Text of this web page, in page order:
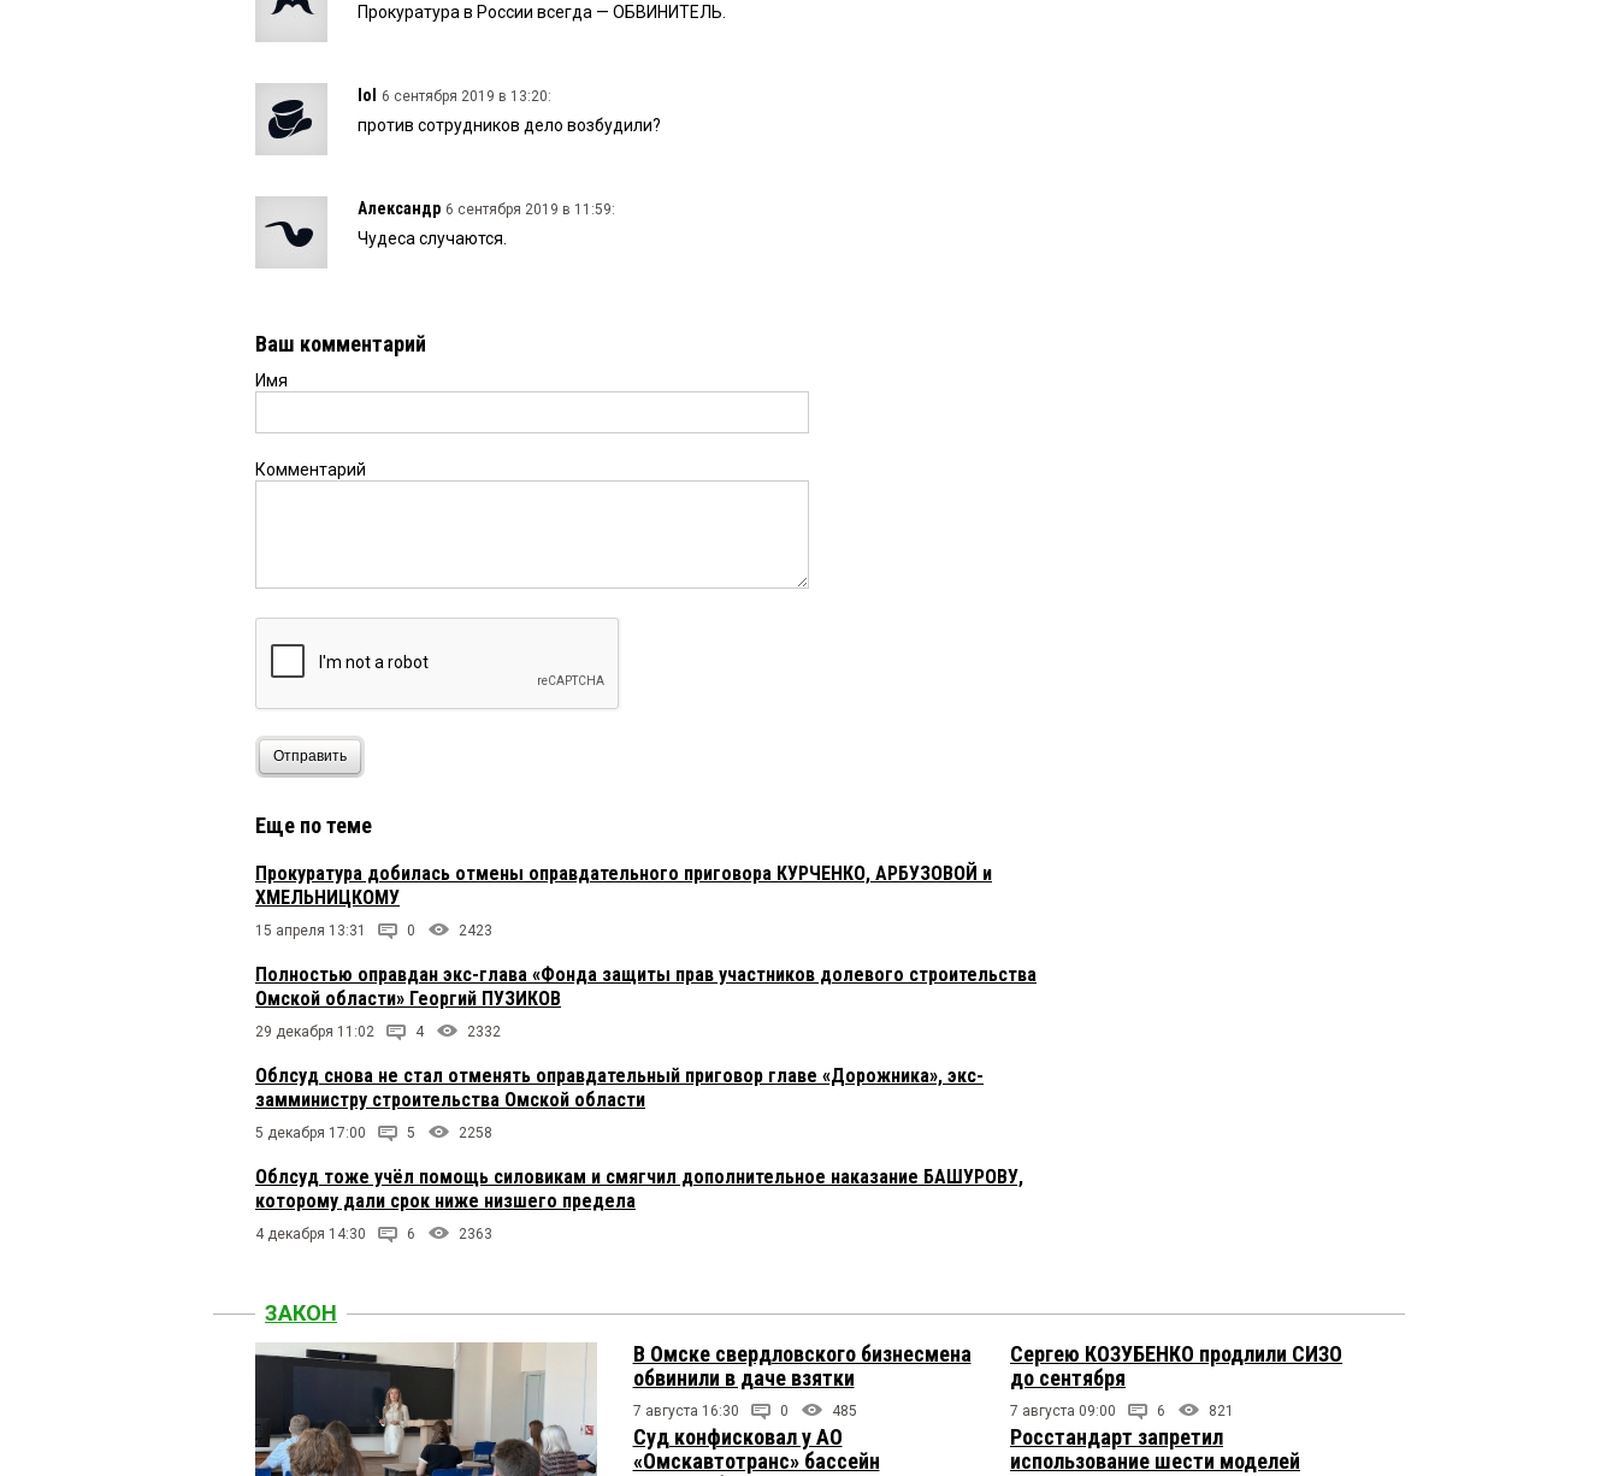
Прокуратура в России всегда — ОБВИНИТЕЛЬ.
lol 6 сентября 2019 в 13:20:
против сотрудников дело возбудили?
Александр 6 сентября 2019 в 11:59:
Чудеса случаются.
Ваш комментарий
Имя
Комментарий
Отправить
Еще по теме
Прокуратура добилась отмены оправдательного приговора КУРЧЕНКО, АРБУЗОВОЙ и
ХМЕЛЬНИЦКОМУ
15 апреля 13:31 0 2423
Полностью оправдан экс-глава «Фонда защиты прав участников долевого строительства
Омской области» Георгий ПУЗИКОВ
29 декабря 11:02 4 2332
Облсуд снова не стал отменять оправдательный приговор главе «Дорожника», экс-
замминистру строительства Омской области
5 декабря 17:00 5 2258
Облсуд тоже учёл помощь силовикам и смягчил дополнительное наказание БАШУРОВУ,
которому дали срок ниже низшего предела
4 декабря 14:30 6 2363
ЗАКОН
В Омске свердловского бизнесмена
обвинили в даче взятки
7 августа 16:30 0 485
Суд конфисковал у АО
«Омскавтотранс» бассейн
Сергею КОЗУБЕНКО продлили СИЗО
до сентября
7 августа 09:00 6 821
Росстандарт запретил
использование шести моделей